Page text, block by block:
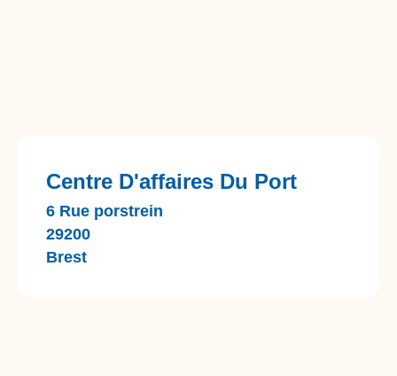
Centre D'affaires Du Port
6 Rue porstrein
29200
Brest